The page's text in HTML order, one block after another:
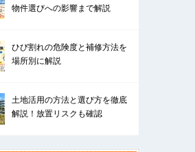
物件選びへの影響まで解説
ひび割れの危険度と補修方法を
場所別に解説
土地活用の方法と選び方を徹底
解説！放置リスクも確認